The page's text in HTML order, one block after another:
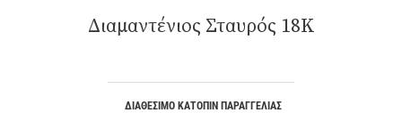
Διαμαντένιος Σταυρός 18K
ΔΙΑΘΈΣΙΜΟ ΚΑΤΌΠΙΝ ΠΑΡΑΓΓΕΛΊΑΣ